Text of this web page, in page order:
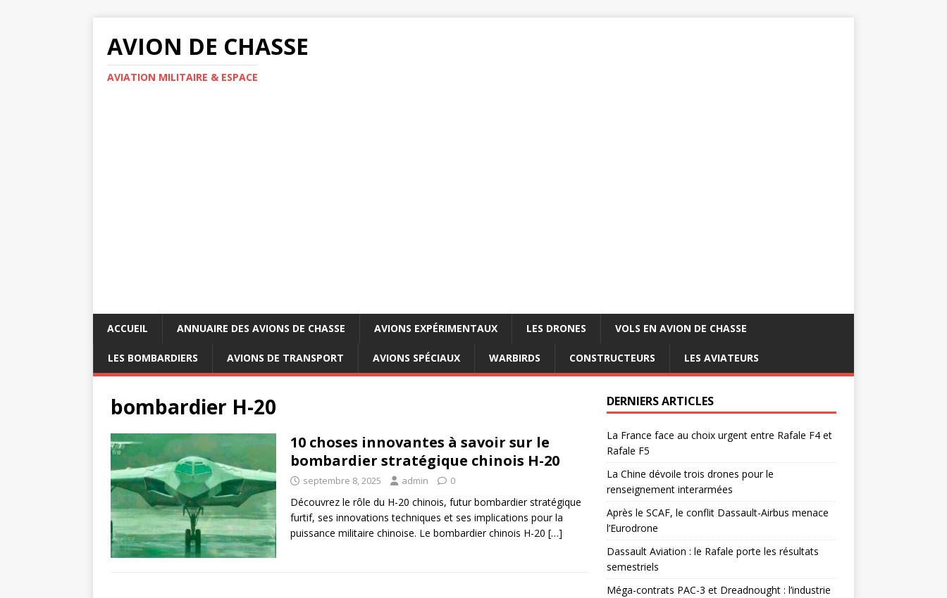
AVION DE CHASSE
AVIATION MILITAIRE & ESPACE
ACCUEIL ANNUAIRE DES AVIONS DE CHASSE AVIONS EXPÉRIMENTAUX LES DRONES VOLS EN AVION DE CHASSE
LES BOMBARDIERS AVIONS DE TRANSPORT AVIONS SPÉCIAUX WARBIRDS CONSTRUCTEURS LES AVIATEURS
bombardier H-20
10 choses innovantes à savoir sur le
bombardier stratégique chinois H-20
septembre 8, 2025 admin 0
Découvrez le rôle du H-20 chinois, futur bombardier stratégique
furtif, ses innovations techniques et ses implications pour la
puissance militaire chinoise. Le bombardier chinois H-20 […]
DERNIERS ARTICLES
La France face au choix urgent entre Rafale F4 et
Rafale F5
La Chine dévoile trois drones pour le
renseignement interarmées
Après le SCAF, le conflit Dassault-Airbus menace
l’Eurodrone
Dassault Aviation : le Rafale porte les résultats
semestriels
Méga-contrats PAC-3 et Dreadnought : l’industrie